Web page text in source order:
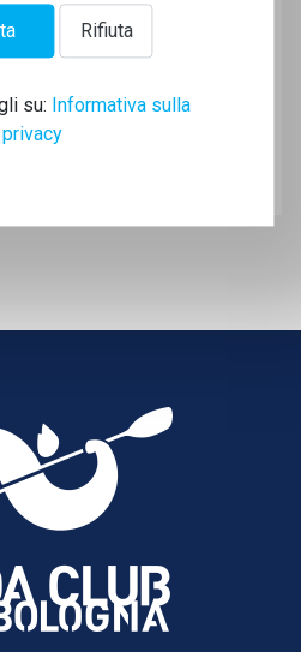
Rifiuta
su: Informativa sulla
privacy